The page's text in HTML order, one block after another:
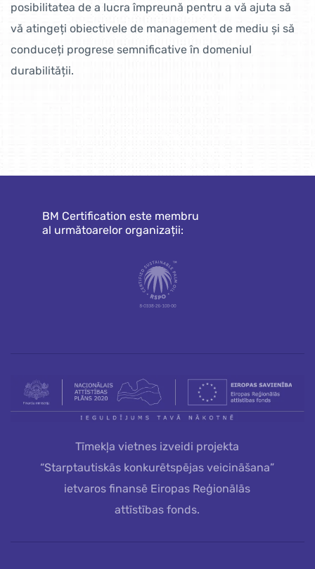
posibilitatea de a lucra împreună pentru a vă ajuta să
vă atingeți obiectivele de management de mediu și să
conduceți progrese semnificative în domeniul
durabilității.
BM Certification este membru
al următoarelor organizații:
Tīmekļa vietnes izveidi projekta
“Starptautiskās konkurētspējas veicināšana”
ietvaros finansē Eiropas Reģionālās
attīstības fonds.